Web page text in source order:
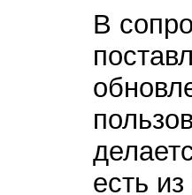
В
есть